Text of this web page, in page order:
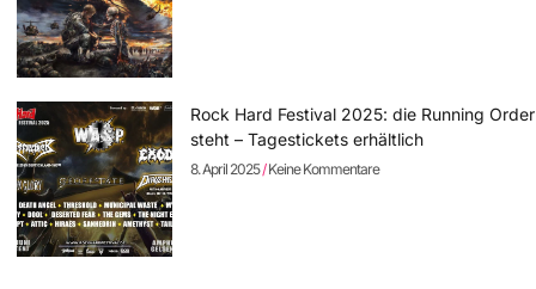
Rock Hard Festival 2025: die Running Order
steht – Tagestickets erhältlich
8. April 2025 Keine Kommentare